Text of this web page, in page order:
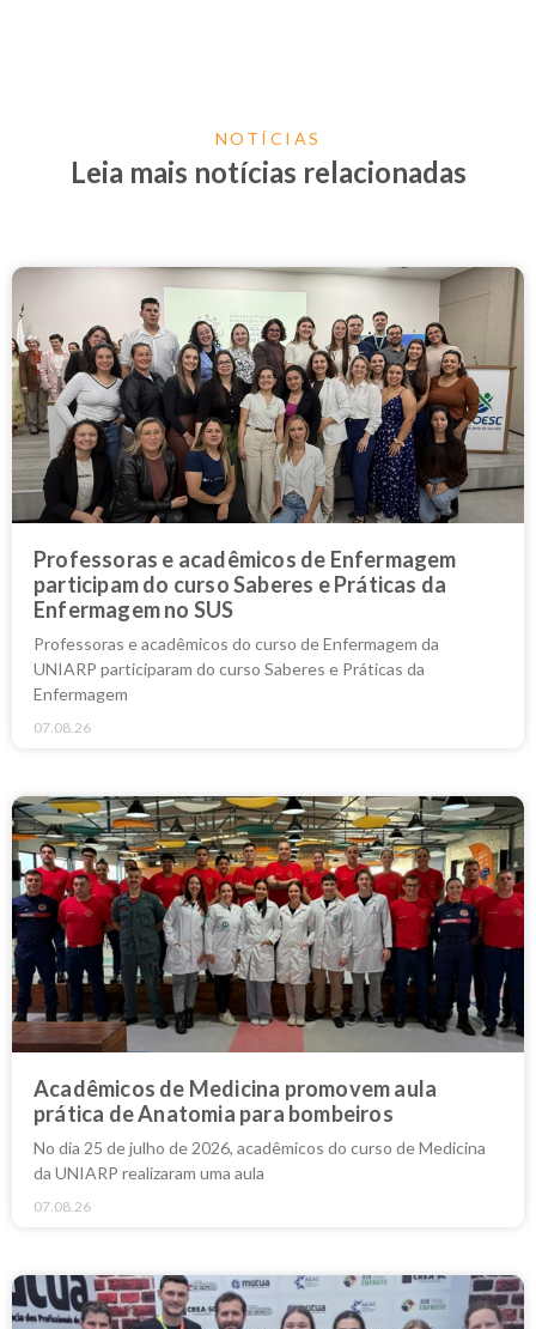
NOTÍCIAS
Leia mais notícias relacionadas
Professoras e acadêmicos de Enfermagem
participam do curso Saberes e Práticas da
Enfermagem no SUS
Professoras e acadêmicos do curso de Enfermagem da
UNIARP participaram do curso Saberes e Práticas da
Enfermagem
07.08.26
Acadêmicos de Medicina promovem aula
prática de Anatomia para bombeiros
No dia 25 de julho de 2026, acadêmicos do curso de Medicina
da UNIARP realizaram uma aula
07.08.26